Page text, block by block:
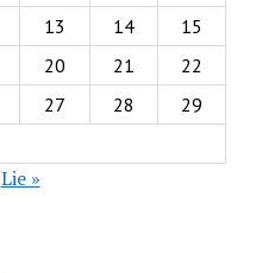
13 14
15
20 21
22
27 28
29
Lie »